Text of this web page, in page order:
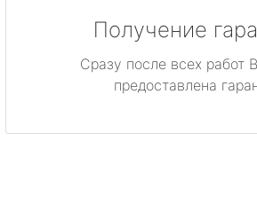
Получение
Сразу после всех работ
предоставлена